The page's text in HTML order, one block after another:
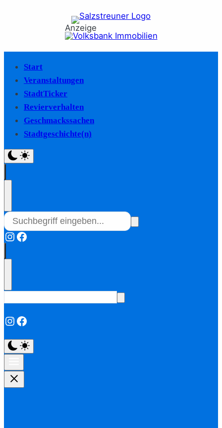
Anzeige
Start
Veranstaltungen
StadtTicker
Revierverhalten
Geschmackssachen
Stadtgeschichte(n)
Instagram
Facebook
Instagram
Facebook